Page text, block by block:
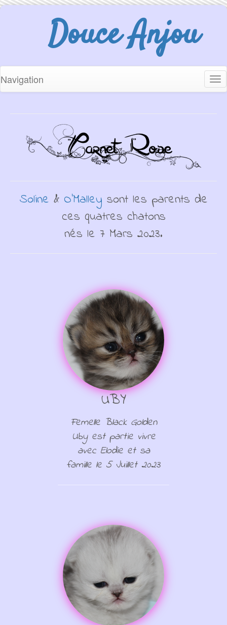
Douce Anjou
Navigation
Soline & O'Malley sont les parents de
ces quatres chatons
nés le 7 Mars 2023.
UBY
Femelle Black Golden
Uby est partie vivre
avec Elodie et sa
famille le 5 Juillet 2023